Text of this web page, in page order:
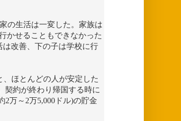
の生活は一変した。家族は
かせることもできなかった
改善、下の子は学校に行
ほとんどの人が安定した
契約が終わり帰国する時に
2万～2万5,000ドル)の貯金